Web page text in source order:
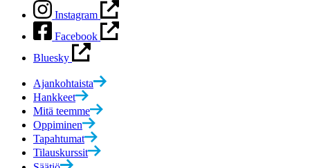
Instagram
Facebook
Bluesky
Ajankohtaista
Hankkeet
Mitä teemme
Oppiminen
Tapahtumat
Tilauskurssit